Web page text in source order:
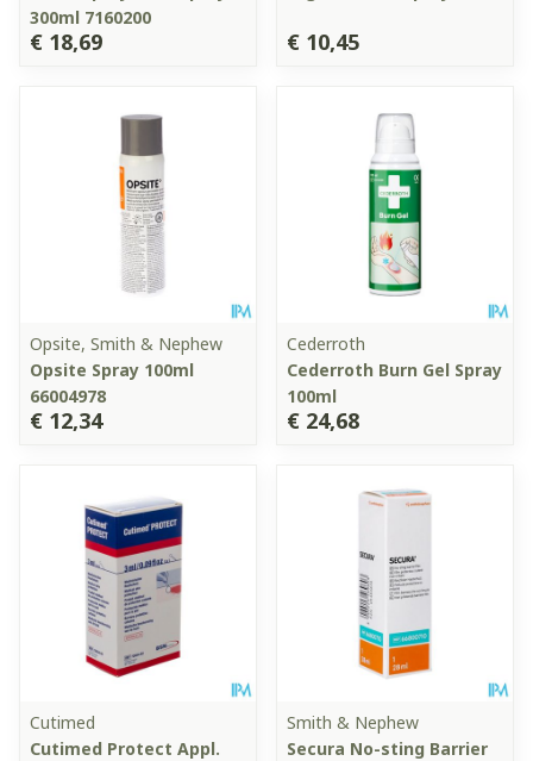
300ml 7160200
€ 18,69 € 10,45
Opsite, Smith & Nephew
Opsite Spray 100ml
66004978
€ 12,34
Cederroth
Cederroth Burn Gel Spray
100ml
€ 24,68
Cutimed
Cutimed Protect Appl.
Smith & Nephew
Secura No-sting Barrier